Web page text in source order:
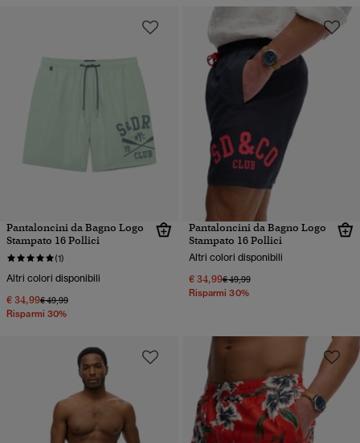
Pantaloncini da Bagno Logo
Stampato 16 Pollici
(1)
Altri colori disponibili
€ 34,99Prezzo ridotto da
€ 49,99a
Risparmi 30%
Pantaloncini da Bagno Logo
Stampato 16 Pollici
Altri colori disponibili
€ 34,99Prezzo ridotto da
€ 49,99a
Risparmi 30%